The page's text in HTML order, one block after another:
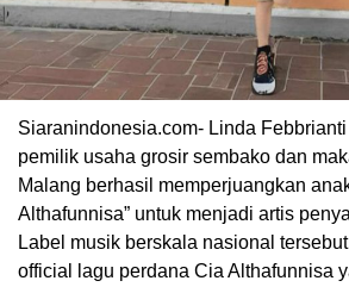
Siaranindonesia.com- Linda
pemilik usaha grosir sembako dan
Malang berhasil memperjuangkan
Althafunnisa” untuk menjadi artis
Label musik berskala nasional
official lagu perdana Cia Althafunnisa